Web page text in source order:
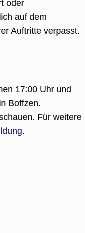
oder
auf dem
Auftritte verpasst.
17:00 Uhr und
Boffzen.
Für weitere
.